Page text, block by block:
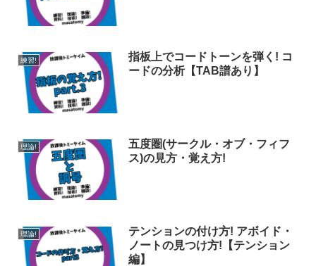
練習!
指板上でコードトーンを弾く! コ
ードの分析【TAB譜あり】
理論!
五度圏(サークル・オブ・フィフ
ス)の見方・覚え方!
理論!
テンションの付け方! アボイド・
ノートの見つけ方!【テンション
編】